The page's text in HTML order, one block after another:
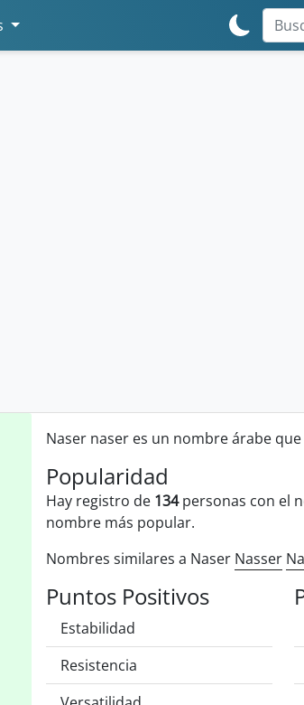
Naser naser es un nombre árabe
Popularidad
Hay registro de 134personas con el
nombre más popular.
Nombres similares a Naser Nasser
Puntos Positivos
Estabilidad
Resistencia